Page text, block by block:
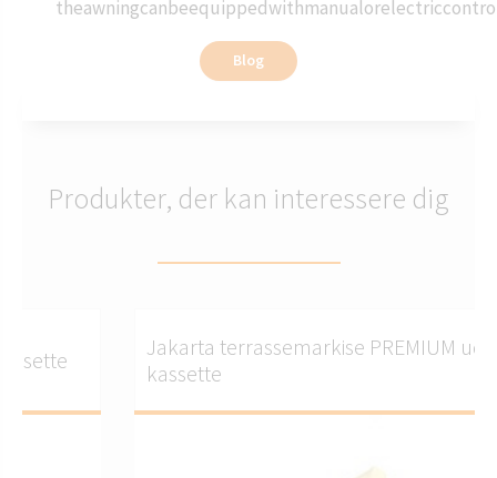
Blog
Produkter, der kan interessere dig
Jakarta terrassemarkise PREMIUM uden
kassette